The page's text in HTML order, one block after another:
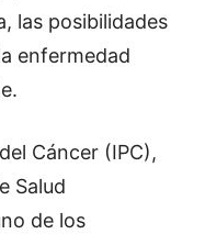
las posibilidades
enfermedad
Cáncer (IPC),
Salud
de los